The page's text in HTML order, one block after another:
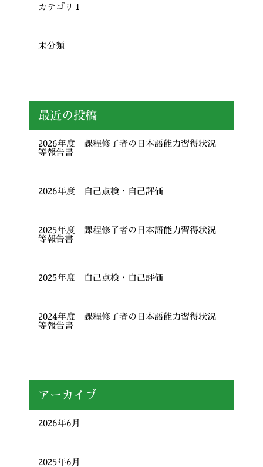
カテゴリ１
未分類
最近の投稿
2026年度 課程修了者の日本語能力習得状況
等報告書
2026年度 自己点検・自己評価
2025年度 課程修了者の日本語能力習得状況
等報告書
2025年度 自己点検・自己評価
2024年度 課程修了者の日本語能力習得状況
等報告書
アーカイブ
2026年6月
2025年6月